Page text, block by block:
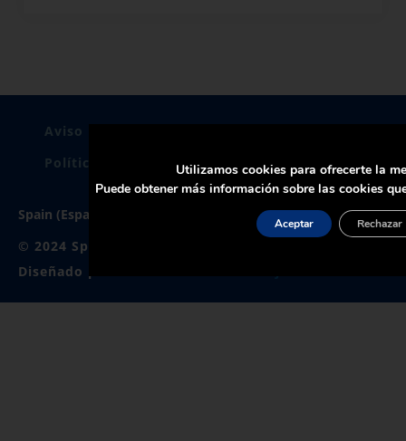
Aviso Legal
Política de Cookies
Certificados
Spain (España)
© 2024 Spirax Sarco Limited. All Rights Reserved.
Diseñado por
Utilizamos cookies para ofrecerte la
Puede obtener más información sobre las cookies
Aceptar Rechazar